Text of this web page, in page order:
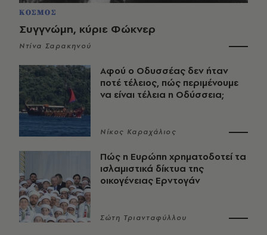
ΚΟΣΜΟΣ
Συγγνώμη, κύριε Φώκνερ
Ντίνα Σαρακηνού
Αφού ο Οδυσσέας δεν ήταν
ποτέ τέλειος, πώς περιμένουμε
να είναι τέλεια η Οδύσσεια;
Νίκος Καραχάλιος
Πώς η Ευρώπη χρηματοδοτεί τα
ισλαμιστικά δίκτυα της
οικογένειας Ερντογάν
Σώτη Τριανταφύλλου